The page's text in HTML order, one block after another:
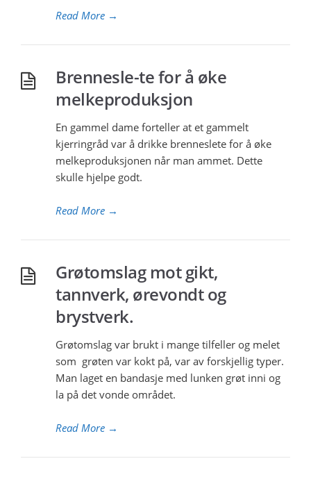
Read More →
Brennesle-te for å øke
melkeproduksjon
En gammel dame forteller at et gammelt
kjerringråd var å drikke brenneslete for å øke
melkeproduksjonen når man ammet. Dette
skulle hjelpe godt.
Read More →
Grøtomslag mot gikt,
tannverk, ørevondt og
brystverk.
Grøtomslag var brukt i mange tilfeller og melet
som grøten var kokt på, var av forskjellig typer.
Man laget en bandasje med lunken grøt inni og
la på det vonde området.
Read More →